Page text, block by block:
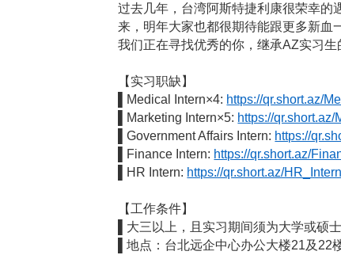
过去几年，台湾阿斯特捷利康很荣幸的
来，明年大家也都很期待能跟更多新血
我们正在寻找优秀的你，继承AZ实习生
【实习职缺】
▌Medical Intern×4: https://qr.short.az/
▌Marketing Intern×5: https://qr.short.az/
▌Government Affairs Intern: https://
▌Finance Intern: https://qr.short.az/
▌HR Intern: https://qr.short.az/HR_Intern
【工作条件】
▌大三以上，且实习期间须为大学或硕
▌地点：台北远企中心办公大楼21及22